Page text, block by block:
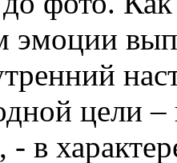
эмоции
цели
в